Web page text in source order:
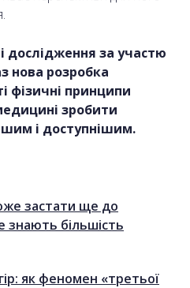
дослідження за участю
нова розробка
фізичні принципи
зробити
і доступнішим.
застати ще до
знають більшість
як феномен «третьої